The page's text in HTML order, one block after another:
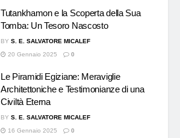
Tutankhamon e la Scoperta della Sua
Tomba: Un Tesoro Nascosto
BY S. E. SALVATORE MICALEF
20 Gennaio 2025
0
Le Piramidi Egiziane: Meraviglie
Architettoniche e Testimonianze di una
Civiltà Eterna
BY S. E. SALVATORE MICALEF
16 Gennaio 2025
0